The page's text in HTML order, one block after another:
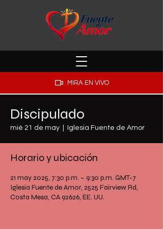
MIRA EN VIVO
Discipulado
mié 21 de may Iglesia Fuente de Amor
Horario y ubicación
21 may 2025, 7:30 p.m. – 9:30 p.m. GMT-7
Iglesia Fuente de Amor, 2525 Fairview Rd,
Costa Mesa, CA 92626, EE. UU.